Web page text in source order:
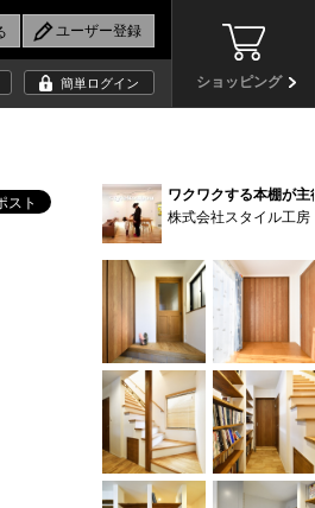
ショッピング
簡単ログイン
ワクワクする本棚が主
株式会社スタイル工房